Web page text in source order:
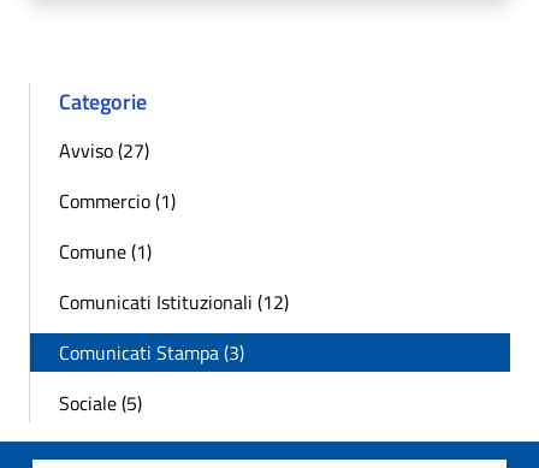
Categorie
Avviso (27)
Commercio (1)
Comune (1)
Comunicati Istituzionali (12)
Comunicati Stampa (3)
Sociale (5)